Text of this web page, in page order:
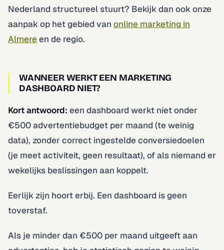
Nederland structureel stuurt? Bekijk dan ook onze
aanpak op het gebied van online marketing in
Almere en de regio.
WANNEER WERKT EEN MARKETING
DASHBOARD NIET?
Kort antwoord: een dashboard werkt niet onder
€500 advertentiebudget per maand (te weinig
data), zonder correct ingestelde conversiedoelen
(je meet activiteit, geen resultaat), of als niemand er
wekelijks beslissingen aan koppelt.
Eerlijk zijn hoort erbij. Een dashboard is geen
toverstaf.
Als je minder dan €500 per maand uitgeeft aan